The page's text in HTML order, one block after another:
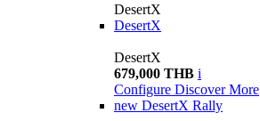
DesertX
DesertX
DesertX
679,000 THB i
Configure Discover More
new DesertX Rally